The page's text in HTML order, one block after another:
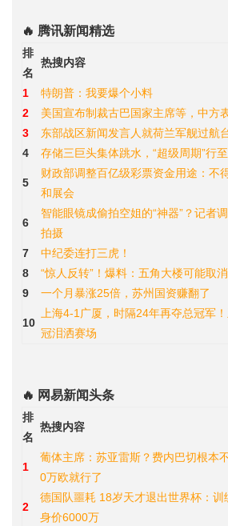
🔥 腾讯新闻精选
排
名
热搜内容
1
特朗普：我要爆个小料
2
美国宣布制裁古巴国家主席等，中方
3
东部战区新闻发言人就荷兰军舰过航
4
存储三巨头集体跳水，“超级周期”行
5
财政部调整百亿级彩票资金用途：不
和展会
6
智能眼镜成偷拍空姐的“神器”？记者
拍摄
7 中纪委连打三虎！
8
“惊人反转”！爆料：五角大楼可能取
9
一个月暴涨25倍，苏州国资赚翻了
10
上海4-1广厦，时隔24年再夺总冠军
冠泪洒赛场
🔥 网易新闻头条
排
名
热搜内容
1
葡体主席：苏亚雷斯？费内巴切根本
0万欧就行了
2
德国队噩耗 18岁天才退出世界杯：训
身价6000万